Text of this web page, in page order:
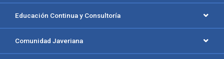
Educación Continua y Consultoría
Comunidad Javeriana